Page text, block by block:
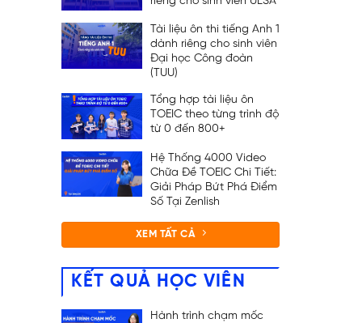
Tài liệu ôn thi tiếng Anh 1
dành riêng cho sinh viên
Đại học Công đoàn
(TUU)
Tổng hợp tài liệu ôn
TOEIC theo từng trình độ
từ 0 đến 800+
Hệ Thống 4000 Video
Chữa Đề TOEIC Chi Tiết:
Giải Pháp Bứt Phá Điểm
Số Tại Zenlish
XEM TẤT CẢ
KẾT QUẢ HỌC VIÊN
Hành trình chạm mốc